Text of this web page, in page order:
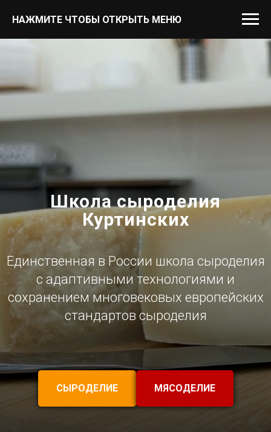
НАЖМИТЕ ЧТОБЫ ОТКРЫТЬ МЕНЮ
Школа сыроделия
Куртинских
Единственная в России школа сыроделия
с адаптивными технологиями и
сохранением многовековых европейских
стандартов сыроделия
СЫРОДЕЛИЕ МЯСОДЕЛИЕ